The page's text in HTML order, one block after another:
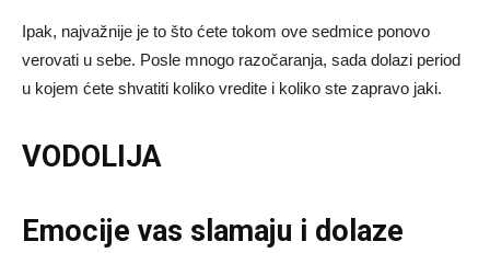
Ipak, najvažnije je to što ćete tokom ove sedmice ponovo
verovati u sebe. Posle mnogo razočaranja, sada dolazi period
u kojem ćete shvatiti koliko vredite i koliko ste zapravo jaki.
VODOLIJA
Emocije vas slamaju i dolaze